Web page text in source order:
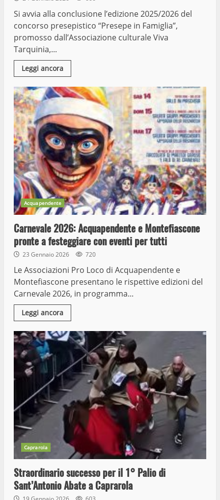
Si avvia alla conclusione l’edizione 2025/2026 del
concorso presepistico “Presepe in Famiglia”,
promosso dall’Associazione culturale Viva
Tarquinia,...
Leggi ancora
Acquapendente
Carnevale 2026: Acquapendente e Montefiascone
pronte a festeggiare con eventi per tutti
23 Gennaio 2026 720
Le Associazioni Pro Loco di Acquapendente e
Montefiascone presentano le rispettive edizioni del
Carnevale 2026, in programma...
Leggi ancora
Caprarola
Straordinario successo per il 1° Palio di
Sant’Antonio Abate a Caprarola